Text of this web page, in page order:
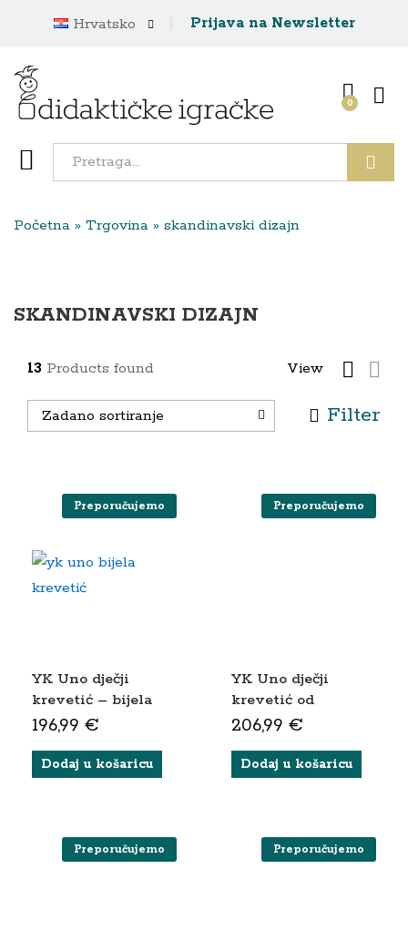
Hrvatsko Prijava na Newsletter
0
Početna » Trgovina » skandinavski dizajn
SKANDINAVSKI DIZAJN
13 Products found View
Filter
Zadano sortiranje
Preporučujemo
YK Uno dječji
krevetić – bijela
(bez kotačića)
196,99 €
Dodaj u košaricu
Preporučujemo
YK Uno dječji
krevetić od
bukovine –
206,99 €
Dodaj u košaricu
Preporučujemo Preporučujemo